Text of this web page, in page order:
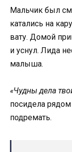
Мальчик был
катались на
вату. Домой
и уснул. Лида
малыша.
«Чудны дела
посидела
подремать.